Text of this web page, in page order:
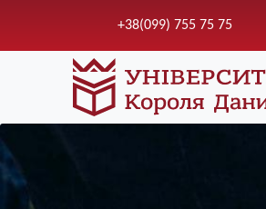
+38(099) 755 75 75